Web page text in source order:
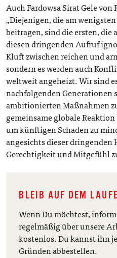
Auch Fardowsa Sirat Gele von
„Diejenigen, die am
beitragen, sind die ersten,
diesen dringenden Aufruf
Kluft zwischen reichen und
sondern es werden auch
weltweit angeheizt. Wir sind
nachfolgenden Generationen
ambitionierten Maßnahmen
gemeinsame globale
um künftigen Schaden zu
angesichts dieser dringenden
Gerechtigkeit und Mitgefühl
BLEIB AUF DEM
Wenn Du möchtest,
regelmäßig über unsere
kostenlos. Du kannst ihn
Gründen abbestellen.